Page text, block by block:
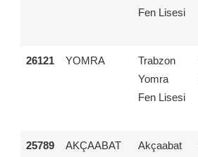
Fen Lisesi
26121 YOMRA
Trabzon
Yomra
Fen Lisesi
25789 AKÇAABAT
Akçaabat